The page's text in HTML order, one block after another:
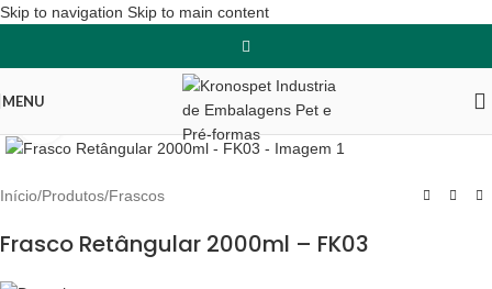
Skip to navigation Skip to main content
MENU
Clique para ampliar
Início/Produtos/Frascos
Frasco Retângular 2000ml – FK03